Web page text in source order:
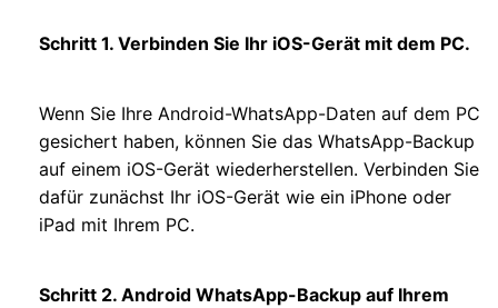
Schritt 1. Verbinden Sie Ihr iOS-Gerät mit dem PC.
Wenn Sie Ihre Android-WhatsApp-Daten auf dem PC
gesichert haben, können Sie das WhatsApp-Backup
auf einem iOS-Gerät wiederherstellen. Verbinden Sie
dafür zunächst Ihr iOS-Gerät wie ein iPhone oder
iPad mit Ihrem PC.
Schritt 2. Android WhatsApp-Backup auf Ihrem